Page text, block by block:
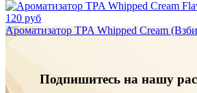
120 руб
Ароматизатор TPA Whipped Cream
Подпишитесь на нашу